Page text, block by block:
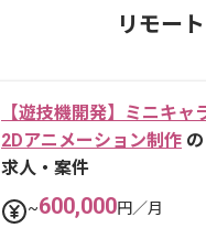
リモー
【遊技機開発】ミニキャ
2Dアニメーション制作 の
求人・案件
~600,000円／月